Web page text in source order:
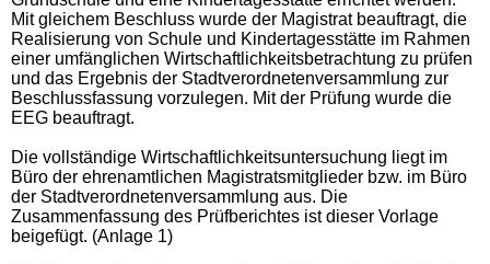
Mit gleichem Beschluss wurde der Magistrat beauftragt, die
Realisierung von Schule und Kindertagesstätte im Rahmen
einer umfänglichen Wirtschaftlichkeitsbetrachtung zu prüfen
und das Ergebnis der Stadtverordnetenversammlung zur
Beschlussfassung vorzulegen. Mit der Prüfung wurde die
EEG beauftragt.
Die vollständige Wirtschaftlichkeitsuntersuchung liegt im
Büro der ehrenamtlichen Magistratsmitglieder bzw. im Büro
der Stadtverordnetenversammlung aus. Die
Zusammenfassung des Prüfberichtes ist dieser Vorlage
beigefügt. (Anlage 1)